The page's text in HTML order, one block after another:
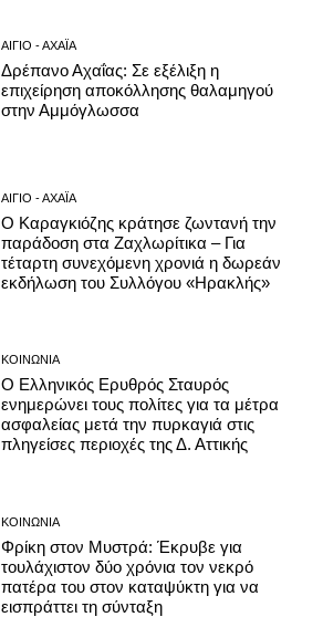
ΑΊΓΙΟ - ΑΧΑΪ́Α
Δρέπανο Αχαΐας: Σε εξέλιξη η
επιχείρηση αποκόλλησης θαλαμηγού
στην Αμμόγλωσσα
ΑΊΓΙΟ - ΑΧΑΪ́Α
Ο Καραγκιόζης κράτησε ζωντανή την
παράδοση στα Ζαχλωρίτικα – Για
τέταρτη συνεχόμενη χρονιά η δωρεάν
εκδήλωση του Συλλόγου «Ηρακλής»
ΚΟΙΝΩΝΊΑ
Ο Ελληνικός Ερυθρός Σταυρός
ενημερώνει τους πολίτες για τα μέτρα
ασφαλείας μετά την πυρκαγιά στις
πληγείσες περιοχές της Δ. Αττικής
ΚΟΙΝΩΝΊΑ
Φρίκη στον Μυστρά: Έκρυβε για
τουλάχιστον δύο χρόνια τον νεκρό
πατέρα του στον καταψύκτη για να
εισπράττει τη σύνταξη